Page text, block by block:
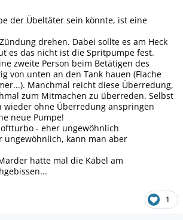
der Übeltäter sein könnte, ist eine
drehen. Dabei sollte es am Heck
es das nicht ist die Spritpumpe fest.
zweite Person beim Betätigen des
von unten an den Tank hauen (Flache
Manchmal reicht diese Überredung,
zum Mitmachen zu überreden. Selbst
wieder ohne Überredung anspringen
neue Pumpe!
- eher ungewöhnlich
ungewöhnlich, kann man aber
hatte mal die Kabel am
1